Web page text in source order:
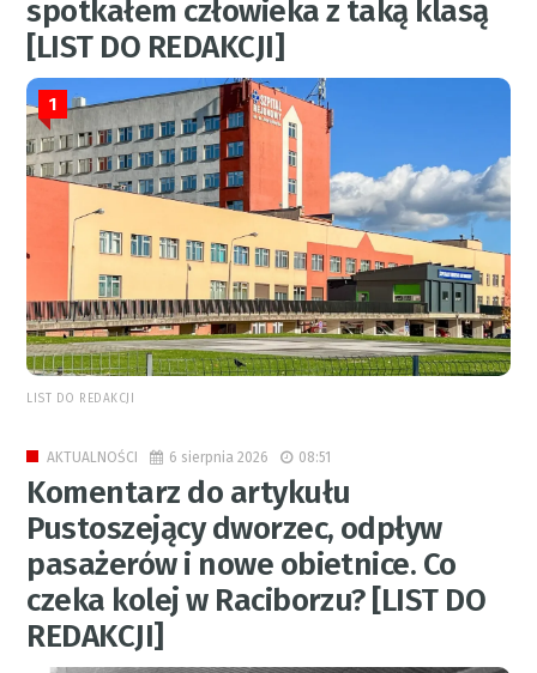
spotkałem człowieka z taką klasą
[LIST DO REDAKCJI]
1
LIST DO REDAKCJI
AKTUALNOŚCI 6 sierpnia 2026 08:51
Komentarz do artykułu
Pustoszejący dworzec, odpływ
pasażerów i nowe obietnice. Co
czeka kolej w Raciborzu? [LIST DO
REDAKCJI]